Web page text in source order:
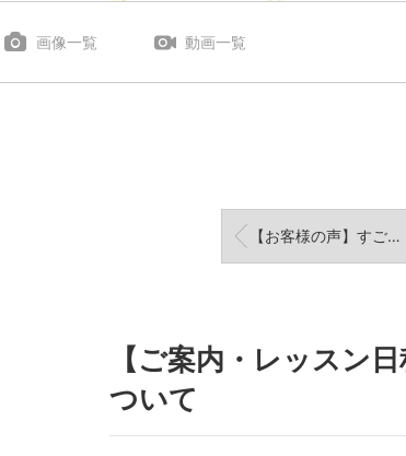
画像一覧 動画一覧
【お客様の声】すごく簡単で美味しくて、講座を受けてからすでに３回作っています(^^)
【ご案内・レッスン
ついて